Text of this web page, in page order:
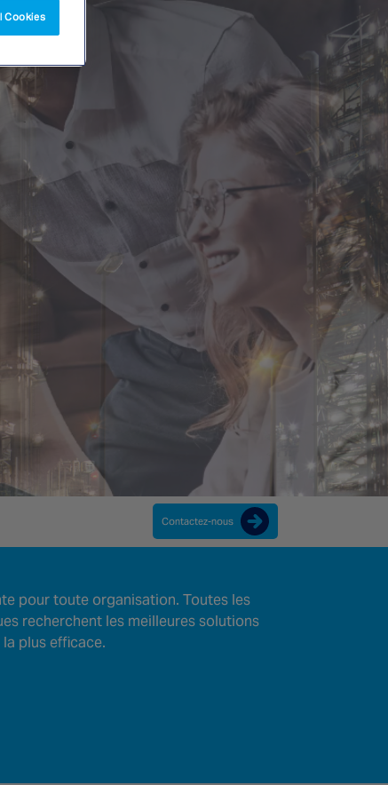
Contactez-nous
pour toute organisation. Toutes les
recherchent les meilleures solutions
plus efficace.
Cookies